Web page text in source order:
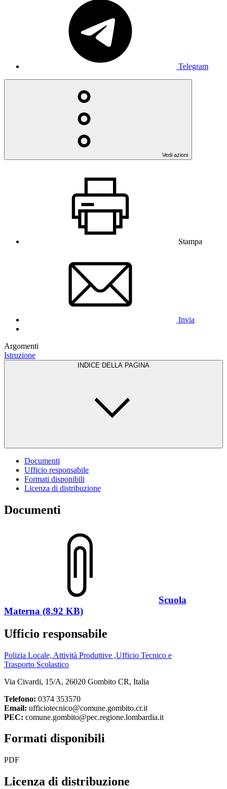
Telegram
Vedi azioni
Stampa
Invia
Argomenti
Istruzione
INDICE DELLA PAGINA
Documenti
Ufficio responsabile
Formati disponibili
Licenza di distribuzione
Documenti
Scuola
Materna (8.92 KB)
Ufficio responsabile
Polizia Locale, Attività Produttive ,Ufficio Tecnico e
Trasporto Scolastico
Via Civardi, 15/A, 26020 Gombito CR, Italia
Telefono: 0374 353570
Email: ufficiotecnico@comune.gombito.cr.it
PEC: comune.gombito@pec.regione.lombardia.it
Formati disponibili
PDF
Licenza di distribuzione